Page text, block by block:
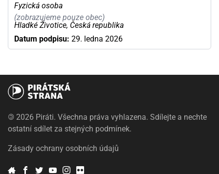
Fyzická osoba
(zobrazujeme pouze obec)
Hladké Životice, Česká republika
Datum podpisu: 29. ledna 2026
© 2026 Piráti. Všechna práva vyhlazena. Sdílejte a nechte
ostatní sdílet za stejných podmínek.
Zásady ochrany osobních údajů